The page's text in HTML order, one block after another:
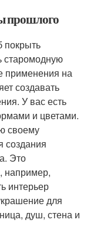
прошлого
покрыть
старомодную
применения на
создавать
У вас есть
и цветами.
своему
создания
Это
например,
интерьер
для
душ, стена и